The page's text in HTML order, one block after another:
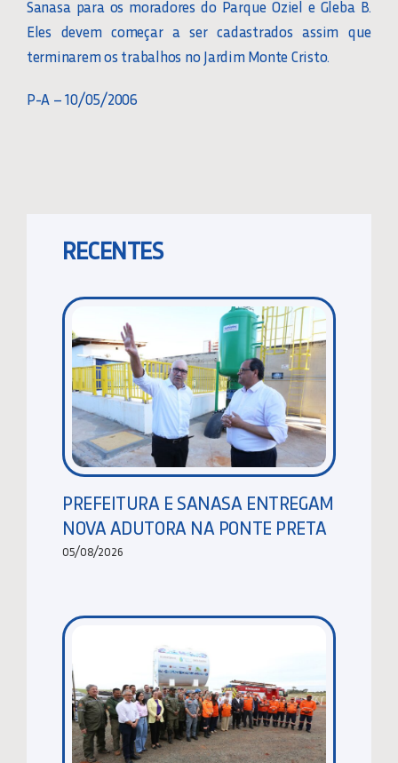
Sanasa para os moradores do Parque Oziel e Gleba B.
Eles devem começar a ser cadastrados assim que
terminarem os trabalhos no Jardim Monte Cristo.
P-A – 10/05/2006
RECENTES
PREFEITURA E SANASA ENTREGAM
NOVA ADUTORA NA PONTE PRETA
05/08/2026